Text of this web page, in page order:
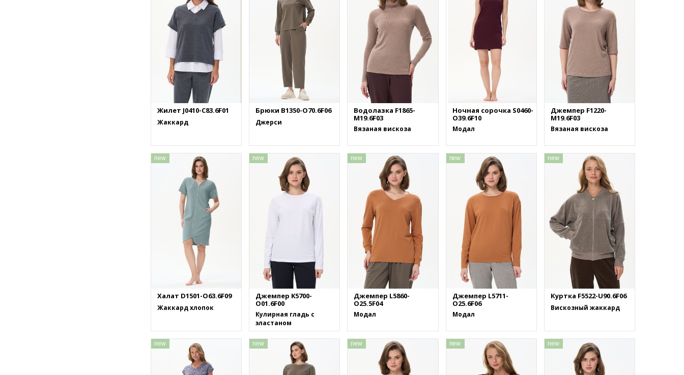
Жилет J0410-C83.6F01
Жаккард
Брюки B1350-O70.6F06
Джерси
Водолазка F1865-
M19.6F03
Вязаная вискоза
Ночная сорочка S0460-
O39.6F10
Модал
Джемпер F1220-
M19.6F03
Вязаная вискоза
new
Халат D1501-O63.6F09
Жаккард хлопок
new
Джемпер K5700-
O01.6F00
Кулирная гладь с
эластаном
new
Джемпер L5860-
O25.5F04
Модал
new
Джемпер L5711-
O25.6F06
Модал
new
Куртка F5522-U90.6F06
Вискозный жаккард
new new new new new